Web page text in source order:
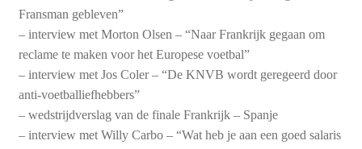
Fransman gebleven”
– interview met Morton Olsen – “Naar Frankrijk gegaan om
reclame te maken voor het Europese voetbal”
– interview met Jos Coler – “De KNVB wordt geregeerd door
anti-voetballiefhebbers”
– wedstrijdverslag van de finale Frankrijk – Spanje
– interview met Willy Carbo – “Wat heb je aan een goed salaris